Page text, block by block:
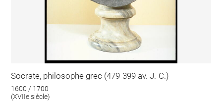
Socrate, philosophe grec (479-399 av. J.-C.)
1600 / 1700
(XVIIe siècle)